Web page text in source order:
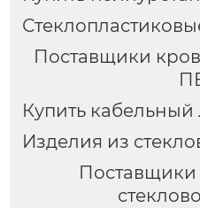
Поставщики
Купить кабельный
Изделия из
Поставщики